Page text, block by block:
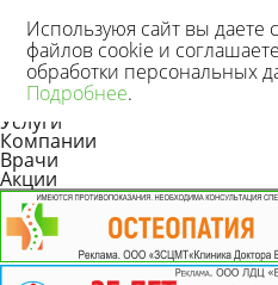
Новости
Статьи
Услуги
Компании
Врачи
Акции
Используюя сайт вы даете
файлов cookie и
обработки персональных
Подробнее.